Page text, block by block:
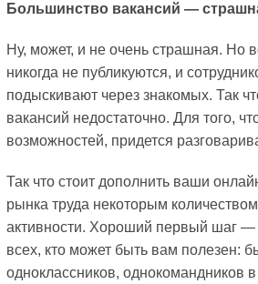
Большинство вакансий —
Ну, может, и не очень страшная. Но
никогда не публикуются, и
подыскивают через знакомых. Так
вакансий недостаточно. Для того,
возможностей, придется
Так что стоит дополнить ваши
рынка труда некоторым
активности. Хороший первый шаг —
всех, кто может быть вам полезен:
одноклассников, однокомандников